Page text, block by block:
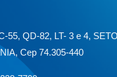
55, QD-82, LT- 3 e 4,
Cep 74.305-440